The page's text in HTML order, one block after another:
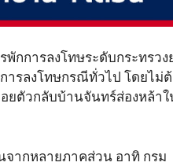
กการลงโทษระดับกระทรวง
รลงโทษกรณีทั่วไป โดยไม่
ตัวกลับบ้านจันทร์ส่องหล้าใ
ากหลายภาคส่วน อาทิ กรม